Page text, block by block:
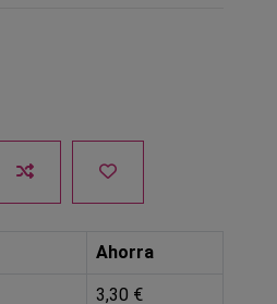
Ahorra
3,30 €